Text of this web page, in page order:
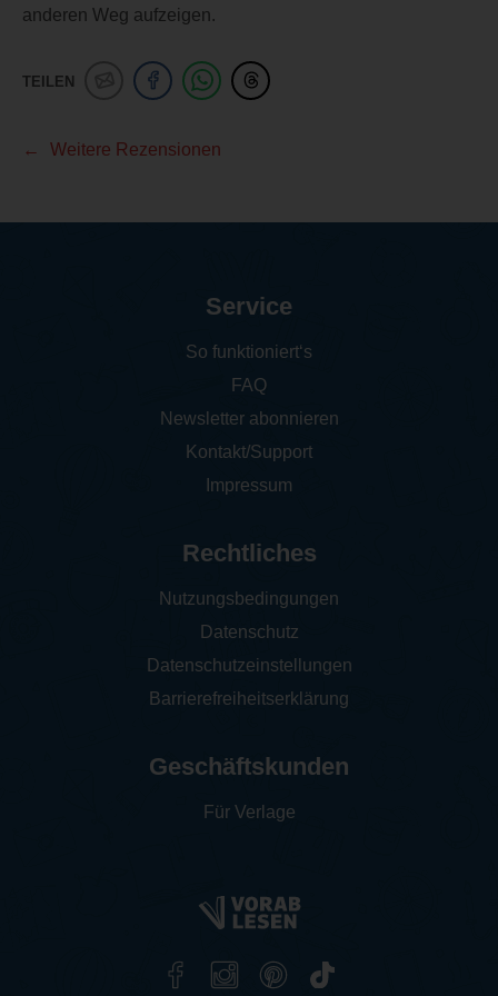
anderen Weg aufzeigen.
TEILEN
Weitere Rezensionen
Service
So funktioniert‘s
FAQ
Newsletter abonnieren
Kontakt/Support
Impressum
Rechtliches
Nutzungsbedingungen
Datenschutz
Datenschutzeinstellungen
Barrierefreiheitserklärung
Geschäftskunden
Für Verlage